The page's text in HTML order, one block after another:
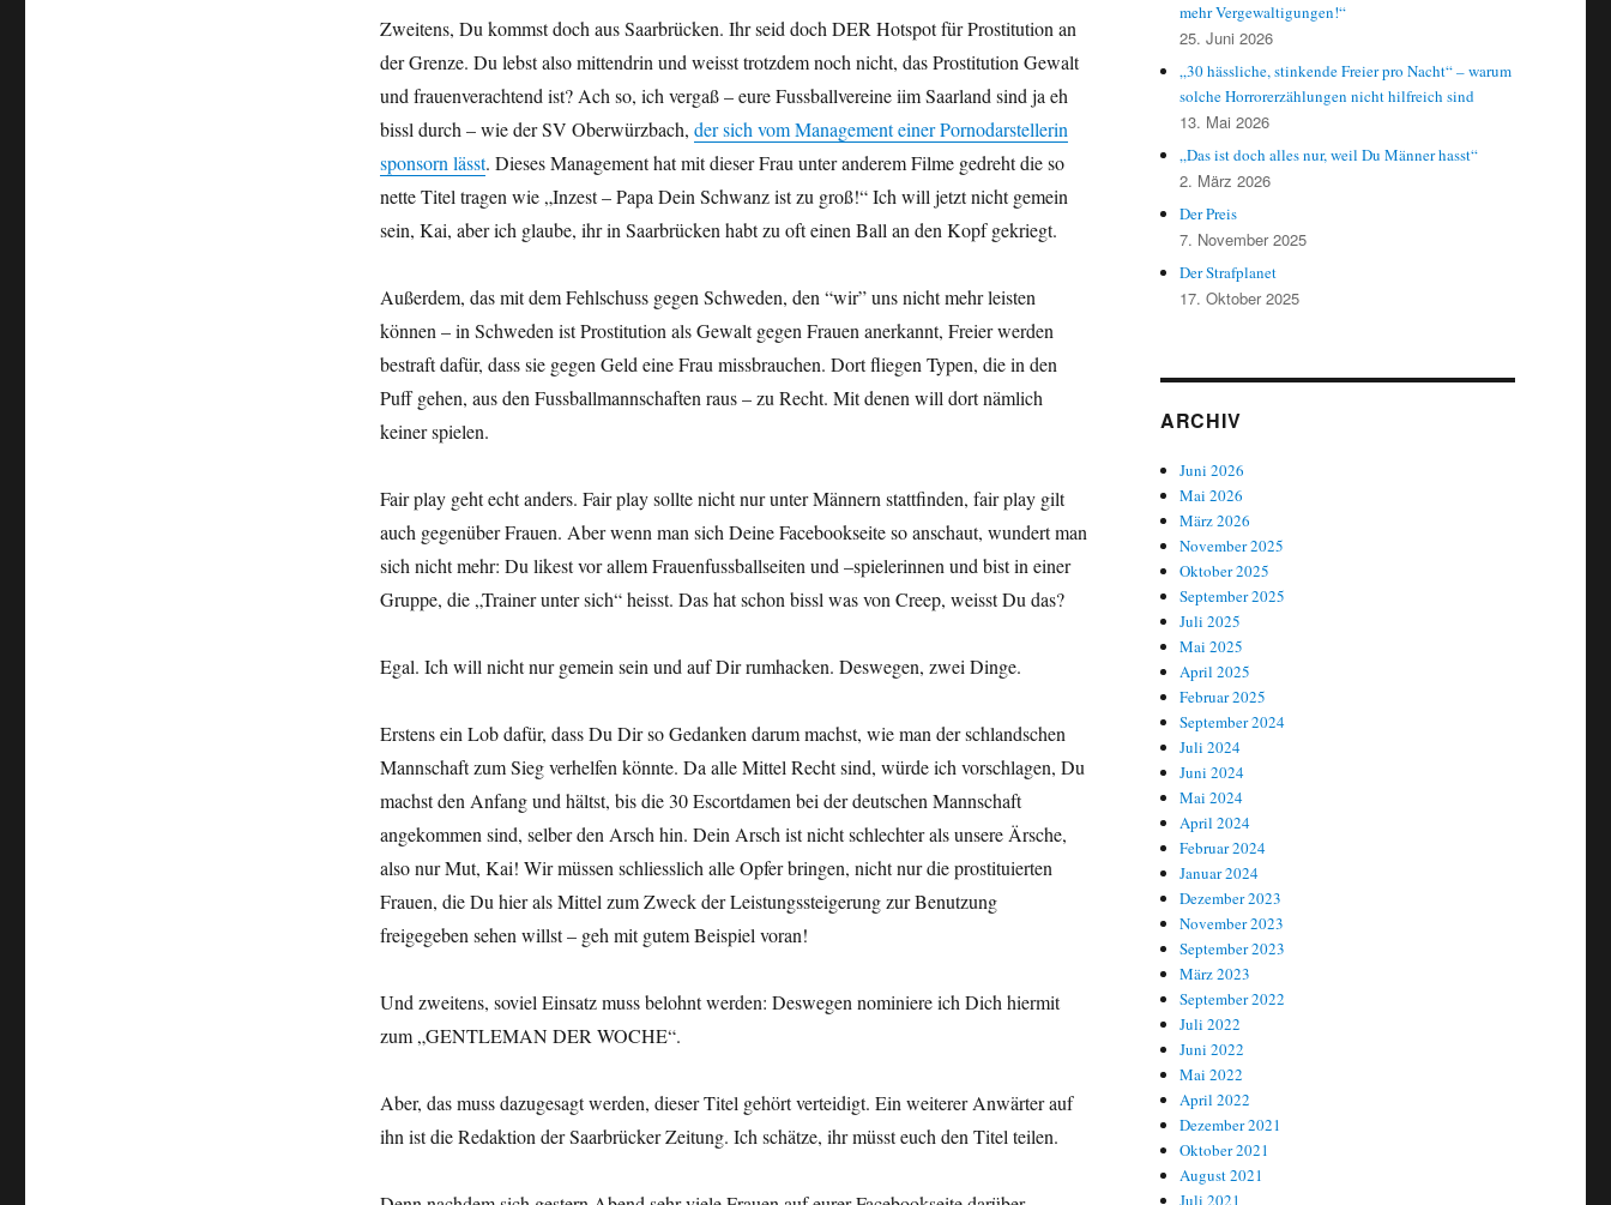
Zweitens, Du kommst doch aus Saarbrücken. Ihr seid doch DER Hotspot für Prostitution an
der Grenze. Du lebst also mittendrin und weisst trotzdem noch nicht, das Prostitution Gewalt
und frauenverachtend ist? Ach so, ich vergaß – eure Fussballvereine iim Saarland sind ja eh
bissl durch – wie der SV Oberwürzbach, der sich vom Management einer Pornodarstellerin
sponsorn lässt. Dieses Management hat mit dieser Frau unter anderem Filme gedreht die so
nette Titel tragen wie „Inzest – Papa Dein Schwanz ist zu groß!“ Ich will jetzt nicht gemein
sein, Kai, aber ich glaube, ihr in Saarbrücken habt zu oft einen Ball an den Kopf gekriegt.
Außerdem, das mit dem Fehlschuss gegen Schweden, den “wir” uns nicht mehr leisten
können – in Schweden ist Prostitution als Gewalt gegen Frauen anerkannt, Freier werden
bestraft dafür, dass sie gegen Geld eine Frau missbrauchen. Dort fliegen Typen, die in den
Puff gehen, aus den Fussballmannschaften raus – zu Recht. Mit denen will dort nämlich
keiner spielen.
Fair play geht echt anders. Fair play sollte nicht nur unter Männern stattfinden, fair play gilt
auch gegenüber Frauen. Aber wenn man sich Deine Facebookseite so anschaut, wundert man
sich nicht mehr: Du likest vor allem Frauenfussballseiten und –spielerinnen und bist in einer
Gruppe, die „Trainer unter sich“ heisst. Das hat schon bissl was von Creep, weisst Du das?
Egal. Ich will nicht nur gemein sein und auf Dir rumhacken. Deswegen, zwei Dinge.
Erstens ein Lob dafür, dass Du Dir so Gedanken darum machst, wie man der schlandschen
Mannschaft zum Sieg verhelfen könnte. Da alle Mittel Recht sind, würde ich vorschlagen, Du
machst den Anfang und hältst, bis die 30 Escortdamen bei der deutschen Mannschaft
angekommen sind, selber den Arsch hin. Dein Arsch ist nicht schlechter als unsere Ärsche,
also nur Mut, Kai! Wir müssen schliesslich alle Opfer bringen, nicht nur die prostituierten
Frauen, die Du hier als Mittel zum Zweck der Leistungssteigerung zur Benutzung
freigegeben sehen willst – geh mit gutem Beispiel voran!
Und zweitens, soviel Einsatz muss belohnt werden: Deswegen nominiere ich Dich hiermit
zum „GENTLEMAN DER WOCHE“.
Aber, das muss dazugesagt werden, dieser Titel gehört verteidigt. Ein weiterer Anwärter auf
ihn ist die Redaktion der Saarbrücker Zeitung. Ich schätze, ihr müsst euch den Titel teilen.
mehr Vergewaltigungen!“
25. Juni 2026
„30 hässliche, stinkende Freier pro Nacht“ – warum
solche Horrorerzählungen nicht hilfreich sind
13. Mai 2026
„Das ist doch alles nur, weil Du Männer hasst“
2. März 2026
Der Preis
7. November 2025
Der Strafplanet
17. Oktober 2025
ARCHIV
Juni 2026
Mai 2026
März 2026
November 2025
Oktober 2025
September 2025
Juli 2025
Mai 2025
April 2025
Februar 2025
September 2024
Juli 2024
Juni 2024
Mai 2024
April 2024
Februar 2024
Januar 2024
Dezember 2023
November 2023
September 2023
März 2023
September 2022
Juli 2022
Juni 2022
Mai 2022
April 2022
Dezember 2021
Oktober 2021
August 2021